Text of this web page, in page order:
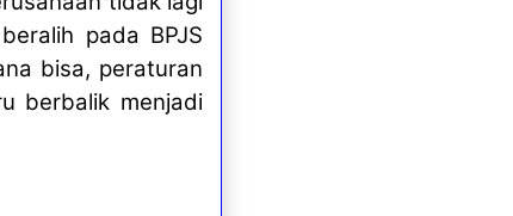
pada BPJS
bisa, peraturan
berbalik menjadi